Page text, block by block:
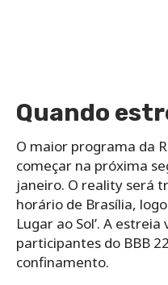
Quando
O maior programa da
começar na próxima
janeiro. O reality será
horário de Brasília,
Lugar ao Sol’. A
participantes do BBB
confinamento.